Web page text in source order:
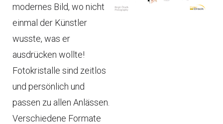
modernes Bild, wo nicht
einmal der Künstler
wusste, was er
ausdrücken wollte!
Fotokristalle sind zeitlos
und persönlich und
passen zu allen Anlässen.
Verschiedene Formate